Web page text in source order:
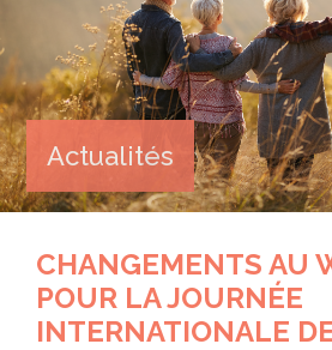
Actualités
CHANGEMENTS AU
POUR LA JOURNÉE
INTERNATIONALE